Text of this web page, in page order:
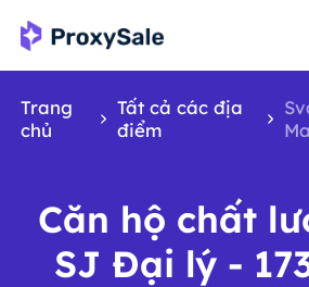
Trang
chủ
Tất cả các địa
điểm
Căn hộ chất
SJ Đại lý -